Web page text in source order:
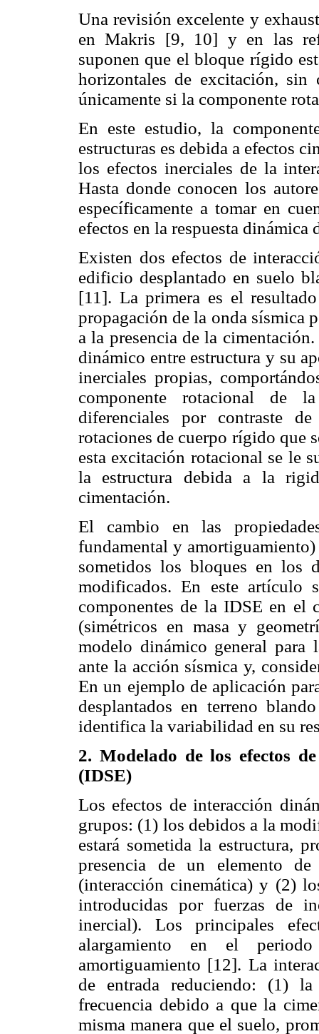
Una revisión excelente y
en Makris [9, 10] y en las
suponen que el bloque rígido
horizontales de excitación,
únicamente si la componente
En este estudio, la
estructuras es debida a efectos
los efectos inerciales de la
Hasta donde conocen los
específicamente a tomar en
efectos en la respuesta
Existen dos efectos de
edificio desplantado en suelo
[11]. La primera es el
propagación de la onda sísmica
a la presencia de la
dinámico entre estructura y su
inerciales propias,
componente rotacional de
diferenciales por contraste
rotaciones de cuerpo rígido que
esta excitación rotacional se le
la estructura debida a la
cimentación.
El cambio en las
fundamental y
sometidos los bloques en los
modificados. En este artículo
componentes de la IDSE en el
(simétricos en masa y
modelo dinámico general para
ante la acción sísmica y,
En un ejemplo de aplicación
desplantados en terreno
identifica la variabilidad en su
2. Modelado de los efectos
(IDSE)
Los efectos de interacción
grupos: (1) los debidos a la
estará sometida la estructura,
presencia de un elemento
(interacción cinemática) y (2)
introducidas por fuerzas de
inercial). Los principales
alargamiento en el
amortiguamiento [12]. La
de entrada reduciendo: (1)
frecuencia debido a que la
misma manera que el suelo,